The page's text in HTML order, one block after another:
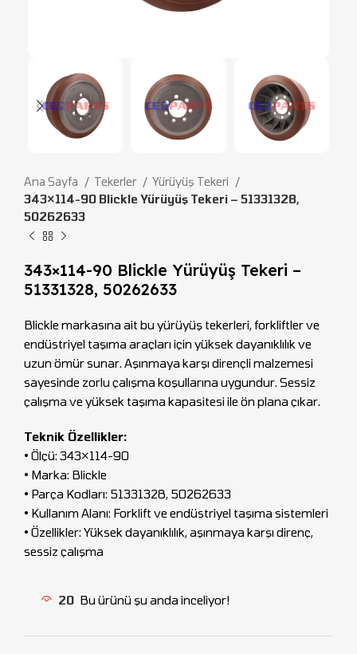
Ana Sayfa Tekerler
Yürüyüş Tekeri
343×114-90 Blickle Yürüyüş Tekeri – 51331328,
50262633
343×114-90 Blickle Yürüyüş Tekeri –
51331328, 50262633
Blickle markasına ait bu yürüyüş tekerleri, forkliftler ve
endüstriyel taşıma araçları için yüksek dayanıklılık ve
uzun ömür sunar. Aşınmaya karşı dirençli malzemesi
sayesinde zorlu çalışma koşullarına uygundur. Sessiz
çalışma ve yüksek taşıma kapasitesi ile ön plana çıkar.
Teknik Özellikler:
• Ölçü: 343×114-90
• Marka: Blickle
• Parça Kodları: 51331328, 50262633
• Kullanım Alanı: Forklift ve endüstriyel taşıma sistemleri
• Özellikler: Yüksek dayanıklılık, aşınmaya karşı direnç,
sessiz çalışma
20 Bu ürünü şu anda inceliyor!